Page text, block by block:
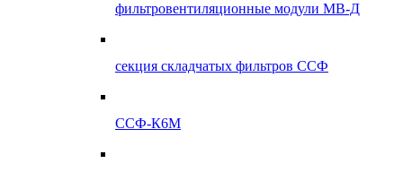
фильтровентиляционные модули МВ-Д
секция складчатых фильтров ССФ
ССФ-К6М